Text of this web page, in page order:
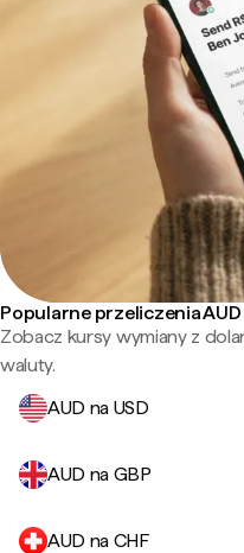
Popularne przeliczenia AUD
Zobacz kursy wymiany z
waluty.
AUD na USD
AUD na GBP
AUD na CHF